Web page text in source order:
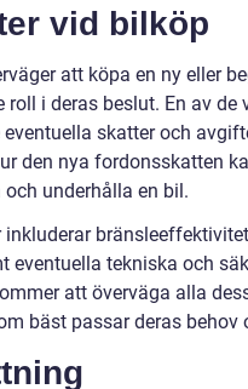
vid bilköp
att köpa en ny eller
roll i deras beslut. En av
skatter och
den nya fordonsskatten
underhålla en bil.
eventuella tekniska och
att överväga alla
bäst passar deras behov